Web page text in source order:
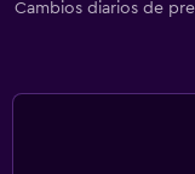
Cambios diarios de